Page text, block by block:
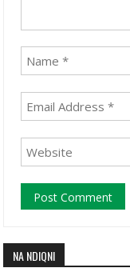
NA NDIQNI